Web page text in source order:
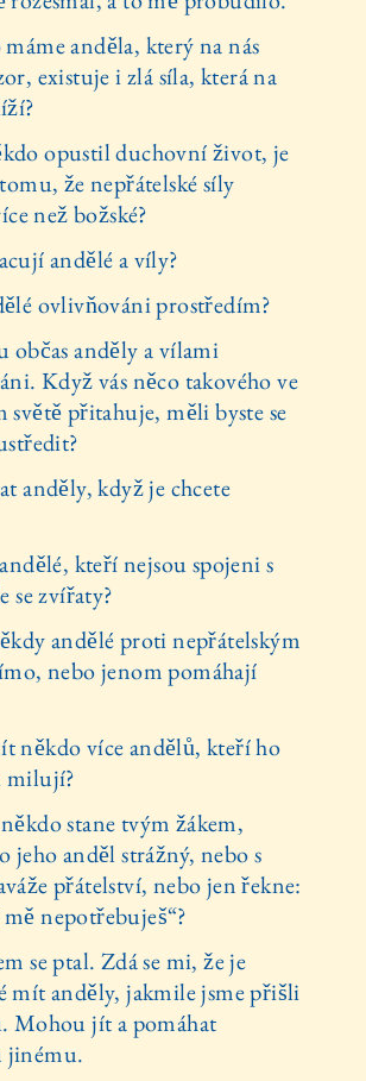
anděla, který na nás
existuje i zlá síla, která na
opustil duchovní život, je
že nepřátelské síly
než božské?
andělé a víly?
ovlivňováni prostředím?
občas anděly a vílami
Když vás něco takového ve
přitahuje, měli byste se
anděly, když je chcete
kteří nejsou spojeni s
se zvířaty?
andělé proti nepřátelským
nebo jenom pomáhají
někdo více andělů, kteří ho
milují?
stane tvým žákem,
jeho anděl strážný, nebo s
přátelství, nebo jen řekne:
nepotřebuješ“?
se ptal. Zdá se mi, že je
mít anděly, jakmile jsme přišli
Mohou jít a pomáhat
jinému.